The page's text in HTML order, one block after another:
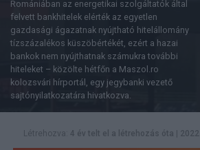
Romániában az energetikai szolgáltatók által
felvett bankhitelek elérték az egyetlen
gazdasági ágazatnak nyújtható hitelállomány
tízszázalékos küszöbértékét, ezért a hazai
bankok nem nyújthatnak számukra további
hiteleket – közölte hétfőn a Maszol.ro
kolozsvári hírportál, egy jegybanki vezető
sajtónyilatkozatára hivatkozva.
Létrehozva: 4 év telt el a létrehozás óta